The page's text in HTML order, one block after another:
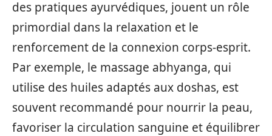
des pratiques ayurvédiques, jouent un rôle
primordial dans la relaxation et le
renforcement de la connexion corps-esprit.
Par exemple, le massage abhyanga, qui
utilise des huiles adaptés aux doshas, est
souvent recommandé pour nourrir la peau,
favoriser la circulation sanguine et équilibrer